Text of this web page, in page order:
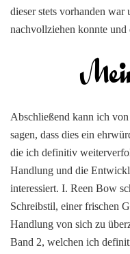
dieser stets vorhanden war
nachvollziehen konnte und
Abschließend kann ich
sagen, dass dies ein
die ich definitiv
Handlung und die
interessiert. I. Reen Bow
Schreibstil, einer frischen
Handlung von sich zu
Band 2, welchen ich